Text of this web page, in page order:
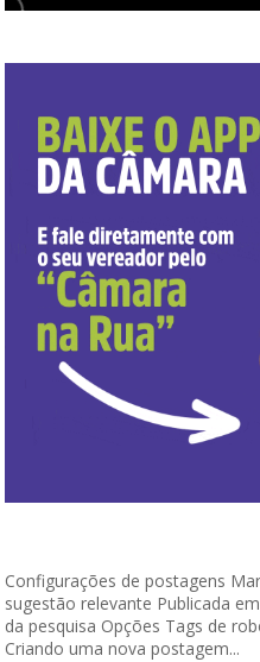
Configurações de postagens
sugestão relevante Publicada
da pesquisa Opções Tags de
Criando uma nova postagem...